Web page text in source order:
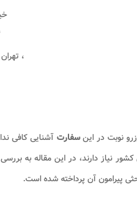
،
نوبت در اینسفارتآشنایی کافی
کشور نیاز دارند، در این مقاله به
پیرامون آن پرداخته شده است.